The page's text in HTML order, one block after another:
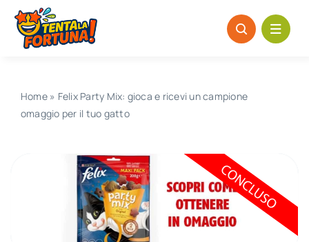
Salta
contenuto
Home» Felix Party Mix: gioca e ricevi un campione
omaggio per il tuo gatto